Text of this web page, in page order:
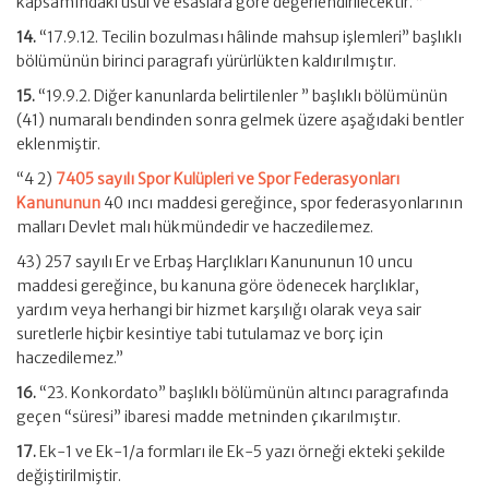
14. “17.9.12. Tecilin bozulması hâlinde mahsup işlemleri” başlıklı
bölümünün birinci paragrafı yürürlükten kaldırılmıştır.
15. “19.9.2. Diğer kanunlarda belirtilenler ” başlıklı bölümünün
(41) numaralı bendinden sonra gelmek üzere aşağıdaki bentler
eklenmiştir.
“4 2) 7405 sayılı Spor Kulüpleri ve Spor Federasyonları
Kanununun 40 ıncı maddesi gereğince, spor federasyonlarının
malları Devlet malı hükmündedir ve haczedilemez.
43) 257 sayılı Er ve Erbaş Harçlıkları Kanununun 10 uncu
maddesi gereğince, bu kanuna göre ödenecek harçlıklar,
yardım veya herhangi bir hizmet karşılığı olarak veya sair
suretlerle hiçbir kesintiye tabi tutulamaz ve borç için
haczedilemez.”
16. “23. Konkordato” başlıklı bölümünün altıncı paragrafında
geçen “süresi” ibaresi madde metninden çıkarılmıştır.
17.Ek-1 ve Ek-1/a formları ile Ek-5 yazı örneği ekteki şekilde
değiştirilmiştir.